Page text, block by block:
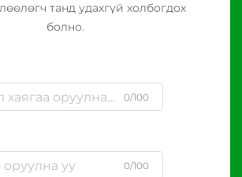
танд удахгүй холбогдох
болно.
0/100
0/100